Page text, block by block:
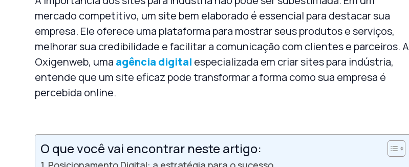
mercado competitivo, um site bem elaborado é essencial para destacar sua
empresa. Ele oferece uma plataforma para mostrar seus produtos e serviços,
melhorar sua credibilidade e facilitar a comunicação com clientes e parceiros. A
Oxigenweb, uma agência digital especializada em criarsites para indústria,
entende que um site eficaz pode transformar a forma como sua empresa é
percebida online.
O que você vai encontrar neste artigo: